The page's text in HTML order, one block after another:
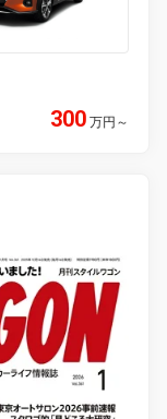
300 万円 ～